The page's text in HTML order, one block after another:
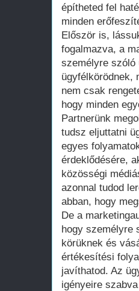
építheted fel
minden
Először is,
fogalmazva, a
személyre szóló
ügyfélkörödnek,
nem csak
hogy minden
Partnerünk
tudsz eljuttatni
egyes
érdeklődésére,
közösségi
azonnal tudod
abban, hogy
De a
hogy személyre
körüknek és
értékesítési
javíthatod. Az
igényeire